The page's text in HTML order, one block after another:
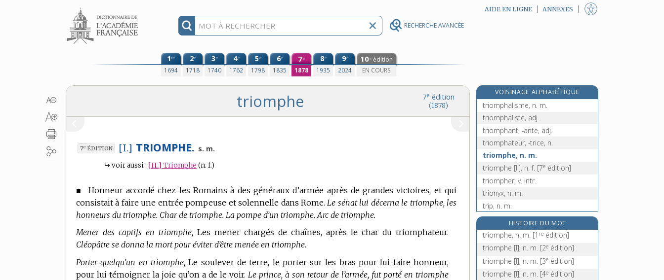
RECHERCHE AVANCÉE
Aller au contenu AIDE EN LIGNE ANNEXES
1re
1694
2e
1718
3e
1740
4e
1762
5e
1798
6e
1835
7e
1878
8e
1935
9e
2024
10e édition
EN COURS
7e édition
(1878)
triomphe
7e ÉDITION [I.] TRIOMPHE. s. m.
↪ voir aussi : [II.] Triomphe (n. f.)
■ Honneur accordé chez les Romains à des généraux d’armée après de grandes victoires, et qui
consistait à faire une entrée pompeuse et solennelle dans Rome. Le sénat lui décerna le triomphe, les
honneurs du triomphe. Char de triomphe. La pompe d’un triomphe. Arc de triomphe.
Mener des captifs en triomphe, Les mener chargés de chaînes, après le char du triomphateur.
Cléopâtre se donna la mort pour éviter d’être menée en triomphe.
Porter quelqu’un en triomphe, Le soulever de terre, le porter sur les bras pour lui faire honneur,
pour lui témoigner la joie qu’on a de le voir. Le prince, à son retour de l’armée, fut porté en triomphe
VOISINAGE ALPHABÉTIQUE
triomphalement, adv.
triomphalisme, n. m.
triomphaliste, adj.
triomphant, -ante, adj.
triomphateur, -trice, n.
triomphe, n. m.
triomphe [II], n. f. [7e édition]
triompher, v. intr.
trionyx, n. m.
trip, n. m.
tripaille, n. f.
tripal, -ale, adj.
tripale, adj.
tripartisme, n. m.
HISTOIRE DU MOT
triomphe, n. m. [1 re édition]
triomphe [I], n. m. [2e édition]
triomphe [I], n. m. [3e édition]
triomphe [I], n. m. [4e édition]